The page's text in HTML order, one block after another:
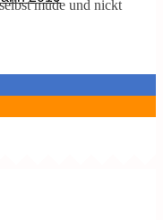
müde und nickt